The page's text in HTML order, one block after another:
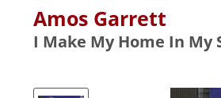
Amos Garrett
I Make My Home In My